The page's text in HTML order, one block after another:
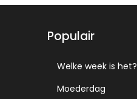
Populair
Welke week is het?
Moederdag